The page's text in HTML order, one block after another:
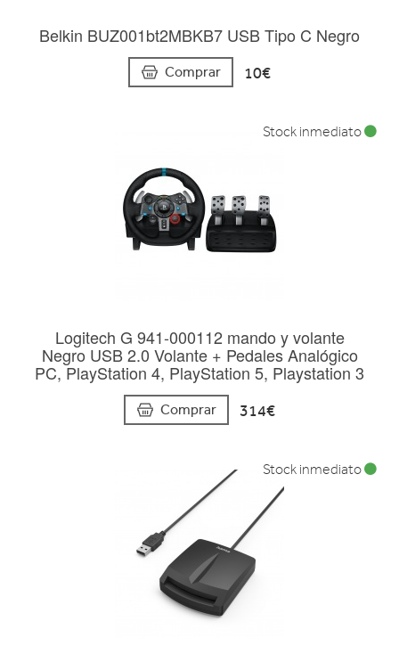
Belkin BUZ001bt2MBKB7 USB Tipo C Negro
Comprar 10€
Logitech G 941-000112 mando y volante
Negro USB 2.0 Volante + Pedales Analógico
PC, PlayStation 4, PlayStation 5, Playstation 3
Comprar 314€
Stock inmediato
Stock inmediato